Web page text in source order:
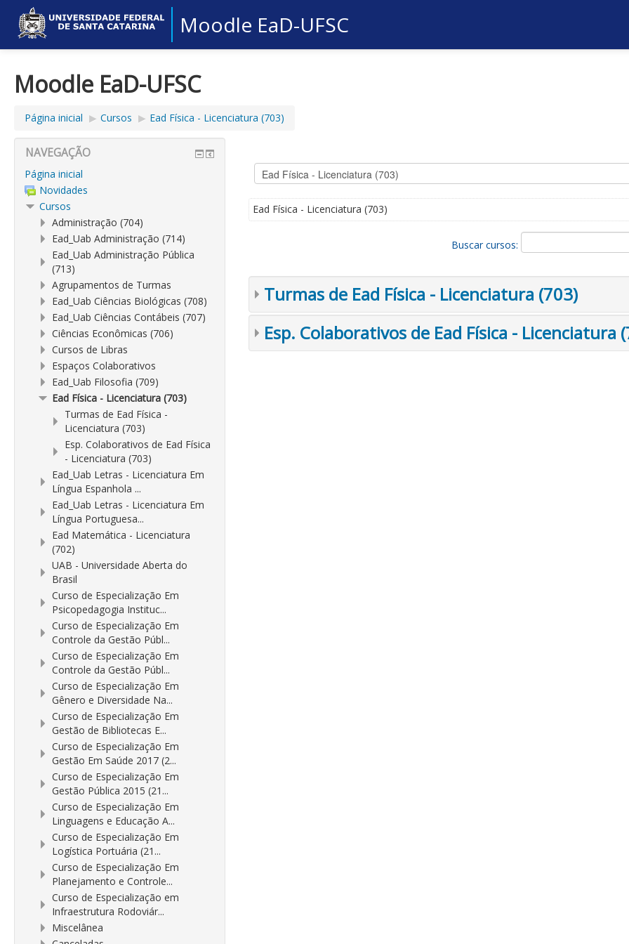
Moodle EaD-UFSC
Moodle EaD-UFSC
Página inicial ▶︎ Cursos ▶︎ Ead Física - Licenciatura (703)
Ead Física - Licenciatura (703)
Buscar cursos:
Turmas de Ead Física - Licenciatura (703)
Esp. Colaborativos de Ead Física - Licenciatura
NAVEGAÇÃO
Página inicial
Novidades
Cursos
Administração (704)
Ead_Uab Administração (714)
Ead_Uab Administração Pública
(713)
Agrupamentos de Turmas
Ead_Uab Ciências Biológicas (708)
Ead_Uab Ciências Contábeis (707)
Ciências Econômicas (706)
Cursos de Libras
Espaços Colaborativos
Ead_Uab Filosofia (709)
Ead Física - Licenciatura (703)
Turmas de Ead Física -
Licenciatura (703)
Esp. Colaborativos de Ead Física
- Licenciatura (703)
Ead_Uab Letras - Licenciatura Em
Língua Espanhola ...
Ead_Uab Letras - Licenciatura Em
Língua Portuguesa...
Ead Matemática - Licenciatura
(702)
UAB - Universidade Aberta do
Brasil
Curso de Especialização Em
Psicopedagogia Instituc...
Curso de Especialização Em
Controle da Gestão Públ...
Curso de Especialização Em
Controle da Gestão Públ...
Curso de Especialização Em
Gênero e Diversidade Na...
Curso de Especialização Em
Gestão de Bibliotecas E...
Curso de Especialização Em
Gestão Em Saúde 2017 (2...
Curso de Especialização Em
Gestão Pública 2015 (21...
Curso de Especialização Em
Linguagens e Educação A...
Curso de Especialização Em
Logística Portuária (21...
Curso de Especialização Em
Planejamento e Controle...
Curso de Especialização em
Infraestrutura Rodoviár...
Miscelânea